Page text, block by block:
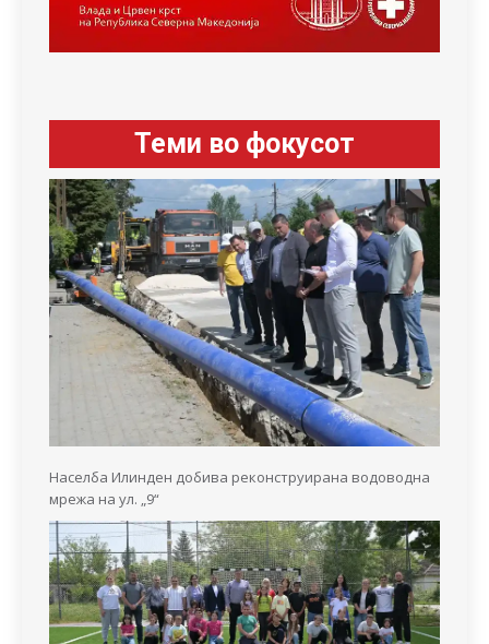
Теми во фокусот
Населба Илинден добива реконструирана водоводна
мрежа на ул. „9“